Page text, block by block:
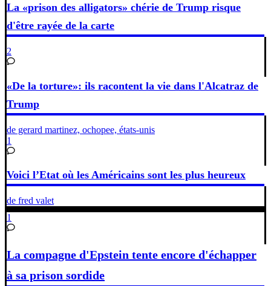
La «prison des alligators» chérie de Trump risque
d'être rayée de la carte
2
«De la torture»: ils racontent la vie dans l'Alcatraz de
Trump
de gerard martinez, ochopee, états-unis
1
Voici l’Etat où les Américains sont les plus heureux
de fred valet
1
La compagne d'Epstein tente encore d'échapper
à sa prison sordide